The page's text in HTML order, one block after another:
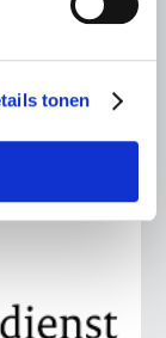
tonen
en
Lees meer